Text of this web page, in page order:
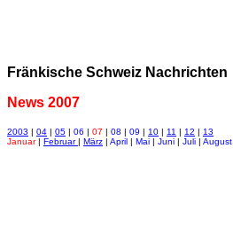
Fränkische Schweiz Nachrichten
News 2007
2003 | 04 | 05 | 06 | 07 | 08 | 09 | 10 | 11 | 12 | 13
Januar| Februar | März | April | Mai | Juni | Juli | August